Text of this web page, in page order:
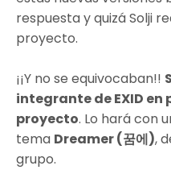
respuesta y quizá Solji
proyecto.
¡¡Y no se equivocaban!!
integrante de EXID
proyecto. Lo hará con
tema Dreamer (꿈에),
grupo.